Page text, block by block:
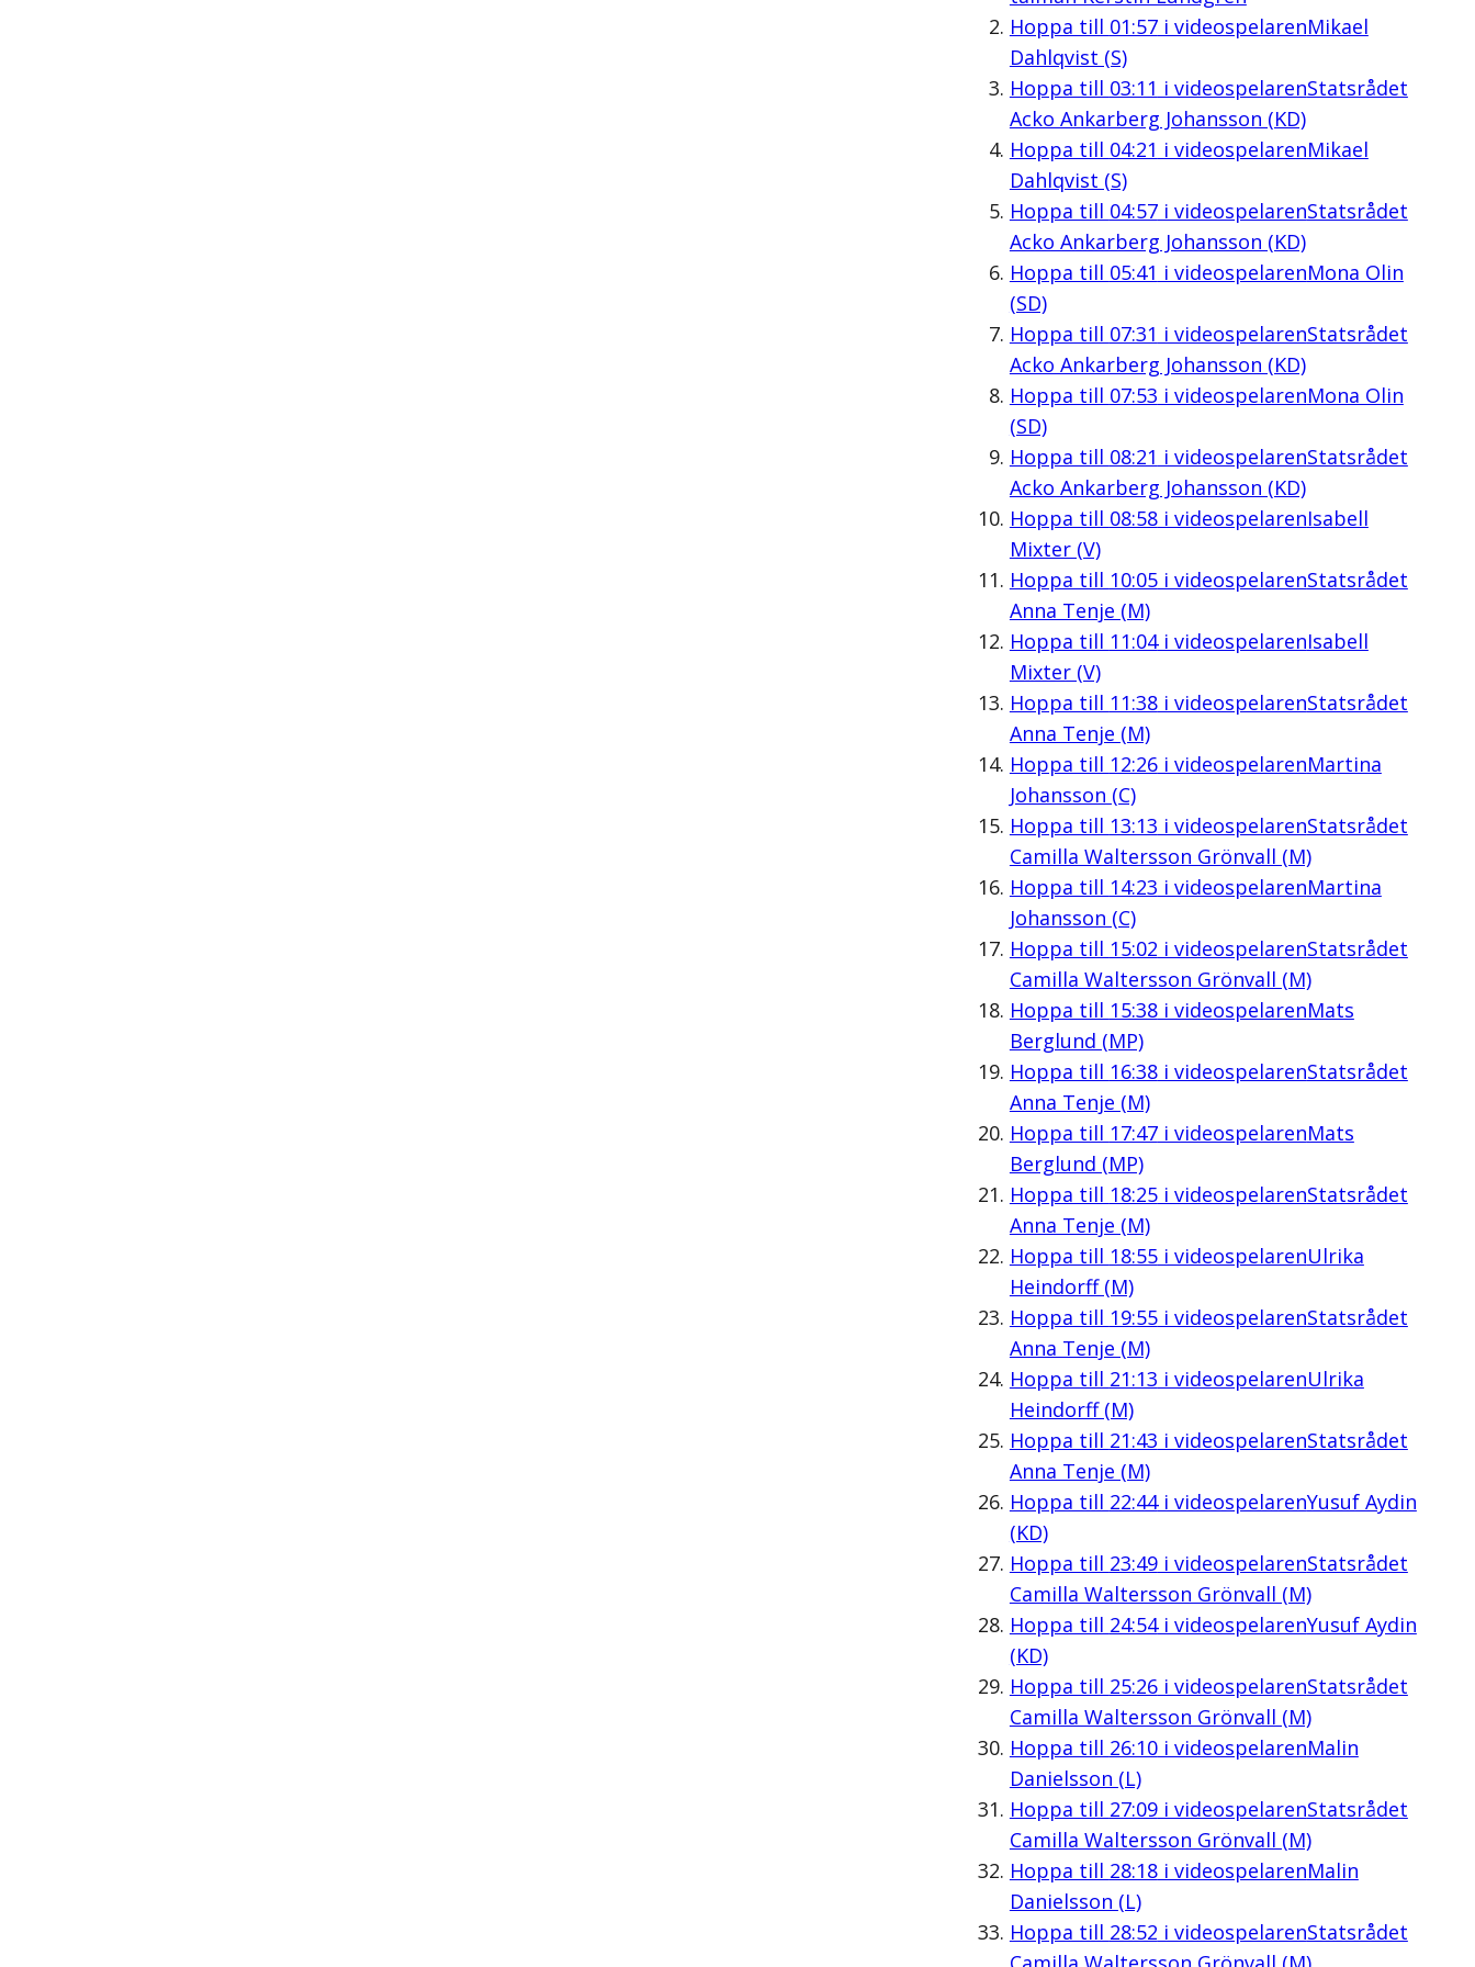
Hoppa till 01:57i videospelarenMikael
Dahlqvist (S)
Hoppa till 03:11 i videospelarenStatsrådet
Acko Ankarberg Johansson (KD)
Hoppa till 04:21 i videospelarenMikael
Dahlqvist (S)
Hoppa till 04:57i videospelarenStatsrådet
Acko Ankarberg Johansson (KD)
Hoppa till 05:41 i videospelarenMona Olin
(SD)
Hoppa till 07:31 i videospelarenStatsrådet
Acko Ankarberg Johansson (KD)
Hoppa till 07:53 i videospelarenMona Olin
(SD)
Hoppa till 08:21 i videospelarenStatsrådet
Acko Ankarberg Johansson (KD)
Hoppa till 08:58i videospelarenIsabell
Mixter (V)
Hoppa till 10:05i videospelarenStatsrådet
Anna Tenje (M)
Hoppa till 11:04i videospelarenIsabell
Mixter (V)
Hoppa till 11:38i videospelarenStatsrådet
Anna Tenje (M)
Hoppa till 12:26i videospelarenMartina
Johansson (C)
Hoppa till 13:13 i videospelarenStatsrådet
Camilla Waltersson Grönvall (M)
Hoppa till 14:23 i videospelarenMartina
Johansson (C)
Hoppa till 15:02 i videospelarenStatsrådet
Camilla Waltersson Grönvall (M)
Hoppa till 15:38i videospelarenMats
Berglund (MP)
Hoppa till 16:38i videospelarenStatsrådet
Anna Tenje (M)
Hoppa till 17:47i videospelarenMats
Berglund (MP)
Hoppa till 18:25i videospelarenStatsrådet
Anna Tenje (M)
Hoppa till 18:55i videospelarenUlrika
Heindorff (M)
Hoppa till 19:55i videospelarenStatsrådet
Anna Tenje (M)
Hoppa till 21:13 i videospelarenUlrika
Heindorff (M)
Hoppa till 21:43 i videospelarenStatsrådet
Anna Tenje (M)
Hoppa till 22:44i videospelarenYusuf Aydin
(KD)
Hoppa till 23:49i videospelarenStatsrådet
Camilla Waltersson Grönvall (M)
Hoppa till 24:54i videospelarenYusuf Aydin
(KD)
Hoppa till 25:26i videospelarenStatsrådet
Camilla Waltersson Grönvall (M)
Hoppa till 26:10i videospelarenMalin
Danielsson (L)
Hoppa till 27:09i videospelarenStatsrådet
Camilla Waltersson Grönvall (M)
Hoppa till 28:18i videospelarenMalin
Danielsson (L)
Hoppa till 28:52 i videospelarenStatsrådet